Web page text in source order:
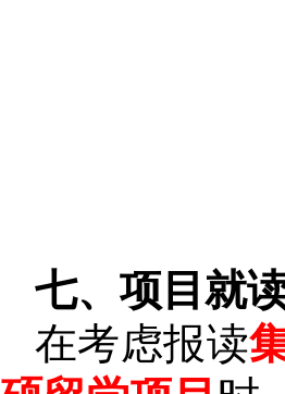
七、项目就
在考虑报读